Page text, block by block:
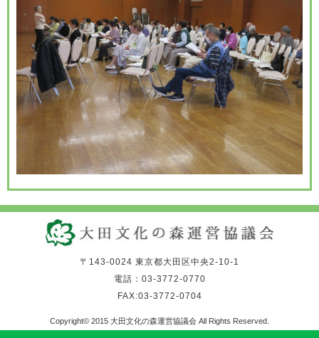
〒143-0024 東京都大田区中央2-10-1
電話：03-3772-0770
FAX:03-3772-0704
Copyright© 2015 大田文化の森運営協議会 All Rights Reserved.